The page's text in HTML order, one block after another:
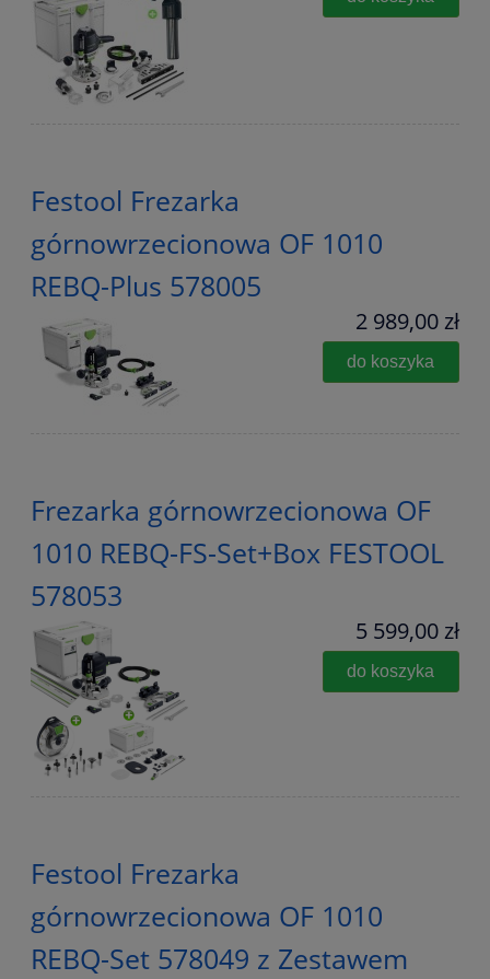
Festool Frezarka
górnowrzecionowa OF 1010
REBQ-Plus 578005
2 989,00 zł
do koszyka
Frezarka górnowrzecionowa OF
1010 REBQ-FS-Set+Box FESTOOL
578053
5 599,00 zł
do koszyka
Festool Frezarka
górnowrzecionowa OF 1010
REBQ-Set 578049 z Zestawem